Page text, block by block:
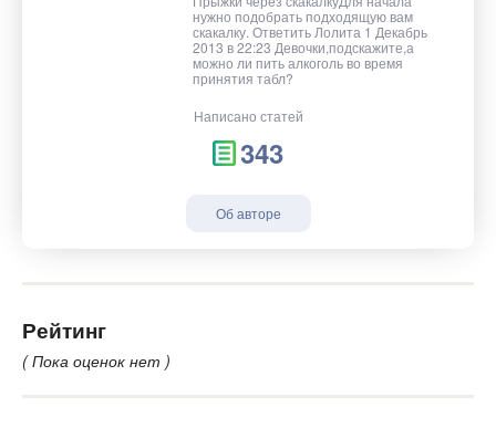
нужно подобрать подходящую вам
скакалку. Ответить Лолита 1 Декабрь
2013 в 22:23 Девочки,подскажите,а
можно ли пить алкоголь во время
принятия табл?
Написано статей
343
Об авторе
Рейтинг
( Пока оценок нет )